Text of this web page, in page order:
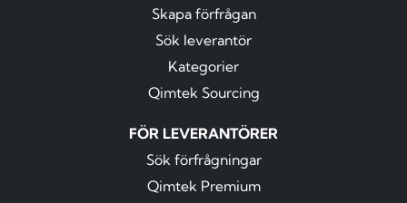
Skapa förfrågan
Sök leverantör
Kategorier
Qimtek Sourcing
FÖR LEVERANTÖRER
Sök förfrågningar
Qimtek Premium